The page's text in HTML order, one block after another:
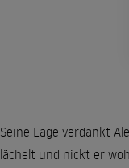
Seine Lage verdankt
lächelt und nickt er